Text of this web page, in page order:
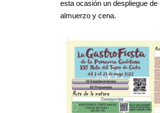
esta ocasión un despliegue
almuerzo y cena.